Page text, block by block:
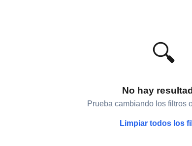
🔍
No hay
Prueba cambiando los filtros
Limpiar todos los